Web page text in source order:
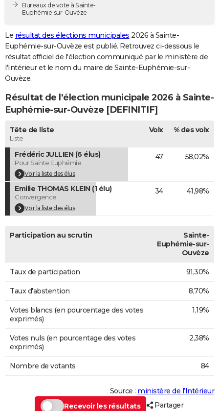
Destinations
City break
Voyage nature
Voyage de noces
Forum
PHOTO
GUIDES D'ACHAT
BONS PLANS
CARTE DE VOEUX
Dictionnaire
Biographies
Citations
Expressions
Proverbes
PROGRAMME TV
COPAINS D'AVANT
S'inscrire
Se connecter
Lycées
Collèges
Primaires
Universités
Entreprises
Service militaire
Avis de recherche
AVIS DE DÉCÈS
FORUM
Bricolage
Lifestyle
Culture
Sport
Auto
Television
Voyage
Cinema
Bureaux de vote à Sainte-
Euphémie-sur-Ouvèze
Le résultat des élections municipales 2026 à Sainte-
Euphémie-sur-Ouvèze est publié. Retrouvez ci-dessous le
résultat officiel de l'élection communiqué par le ministère de
l'Intérieur et le nom du maire de Sainte-Euphémie-sur-
Ouvèze.
Résultat de l'élection municipale 2026 à Sainte-
Euphémie-sur-Ouvèze [DEFINITIF]
Tête de liste
Liste
Voix % des voix
Frédéric JULLIEN (6 élus)
Pour Sainte Euphémie
Voir la liste des élus
47 58,02%
Emilie THOMAS KLEIN (1 élu)
Convergence
Voir la liste des élus
34 41,98%
Participation au scrutin
Sainte-
Euphémie-sur-
Ouvèze
Taux de participation 91,30%
Taux d'abstention 8,70%
Votes blancs (en pourcentage des votes
exprimés)
1,19%
Votes nuls (en pourcentage des votes
exprimés)
2,38%
Nombre de votants 84
Source : ministère de l’Intérieur
Recevoir les résultats
Partager